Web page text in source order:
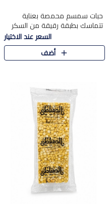
حبات سمسم محمصة بعناية
تتماسك بطبقة رقيقة من السكر
المكرمل، لتقدم طعم السمسم
المميز وقرمشتة التي ارتبطت ببهجة
المولد عبر الأجيال.
السعر عند الاختيار
أضف